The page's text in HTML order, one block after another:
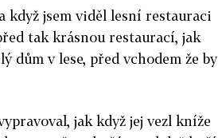
když jsem viděl lesní restauraci
tak krásnou restaurací, jak
dům v lese, před vchodem že by
jak když jej vezl kníže